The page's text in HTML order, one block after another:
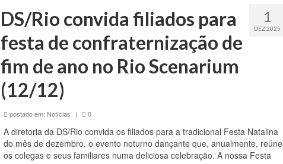
1
DEZ 2025
DS/Rio convida filiados para
festa de confraternização de
fim de ano no Rio Scenarium
(12/12)
postado em: Notícias | 0
A diretoria da DS/Rio convida os filiados para a tradicional Festa Natalina
do mês de dezembro, o evento noturno dançante que, anualmente, reúne
os colegas e seus familiares numa deliciosa celebração. A nossa Festa